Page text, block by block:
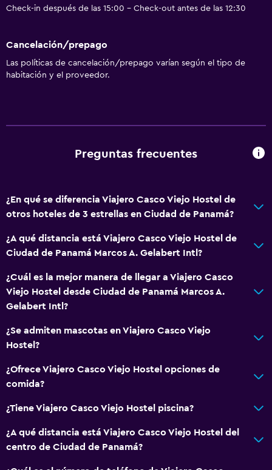
Mostrador de información turística
Botella de agua
Recepción 24 horas
Habitaciones para no fumadores disponibles
Solo adultos
Ascensor
Ascensor disponible
Hipoalergénico
Almohada hipoalergénica
Áreas designadas para fumadores
General
Vista al mar
Zona de estar
Sofá
Casilleros
Vista a la ciudad
Espacio de almacenamiento
Check-in después de las 15:00 - Check-out antes de las 12:30
Cancelación/prepago
Las políticas de cancelación/prepago varían según el tipo de
habitación y el proveedor.
Preguntas frecuentes
¿En qué se diferencia Viajero Casco Viejo Hostel de
otros hoteles de 3 estrellas en Ciudad de Panamá?
¿A qué distancia está Viajero Casco Viejo Hostel de
Ciudad de Panamá Marcos A. Gelabert Intl?
¿Cuál es la mejor manera de llegar a Viajero Casco
Viejo Hostel desde Ciudad de Panamá Marcos A.
Gelabert Intl?
¿Se admiten mascotas en Viajero Casco Viejo
Hostel?
¿Ofrece Viajero Casco Viejo Hostel opciones de
comida?
¿Tiene Viajero Casco Viejo Hostel piscina?
¿A qué distancia está Viajero Casco Viejo Hostel del
centro de Ciudad de Panamá?